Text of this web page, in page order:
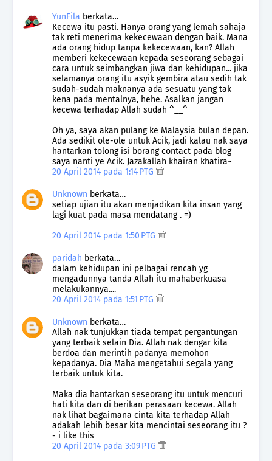
YunFila berkata…
Kecewa itu pasti. Hanya orang yang lemah sahaja
tak reti menerima kekecewaan dengan baik. Mana
ada orang hidup tanpa kekecewaan, kan? Allah
memberi kekecewaan kepada seseorang sebagai
cara untuk seimbangkan jiwa dan kehidupan... jika
selamanya orang itu asyik gembira atau sedih tak
sudah-sudah maknanya ada sesuatu yang tak
kena pada mentalnya, hehe. Asalkan jangan
kecewa terhadap Allah sudah ^__^
Oh ya, saya akan pulang ke Malaysia bulan depan.
Ada sedikit ole-ole untuk Acik, jadi kalau nak saya
hantarkan tolong isi borang contact pada blog
saya nanti ye Acik. Jazakallah khairan khatira~
20 April 2014 pada 1:14 PTG
Unknown berkata…
setiap ujian itu akan menjadikan kita insan yang
lagi kuat pada masa mendatang . =)
20 April 2014 pada 1:50 PTG
paridah berkata…
dalam kehidupan ini pelbagai rencah yg
mengadunnya tanda Allah itu mahaberkuasa
melakukannya....
20 April 2014 pada 1:51 PTG
Unknown berkata…
Allah nak tunjukkan tiada tempat pergantungan
yang terbaik selain Dia. Allah nak dengar kita
berdoa dan merintih padanya memohon
kepadanya. Dia Maha mengetahui segala yang
terbaik untuk kita.
Maka dia hantarkan seseorang itu untuk mencuri
hati kita dan di berikan perasaan kecewa. Allah
nak lihat bagaimana cinta kita terhadap Allah
adakah lebih besar kita mencintai seseorang itu ?
- i like this
20 April 2014 pada 3:09 PTG